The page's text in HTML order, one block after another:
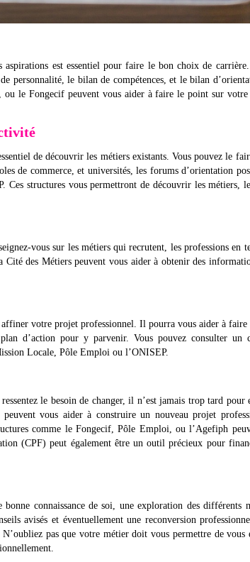
aspirations est essentiel pour faire le bon choix de
personnalité, le bilan de compétences, et le bilan
le Fongecif peuvent vous aider à faire le point sur
de découvrir les métiers existants. Vous pouvez le
de commerce, et universités, les forums d’orientation
Ces structures vous permettront de découvrir les métiers,
vous sur les métiers qui recrutent, les professions en
des Métiers peuvent vous aider à obtenir des
votre projet professionnel. Il pourra vous aider à faire
d’action pour y parvenir. Vous pouvez consulter un
Locale, Pôle Emploi ou l’ONISEP.
le besoin de changer, il n’est jamais trop tard pour
vous aider à construire un nouveau projet
comme le Fongecif, Pôle Emploi, ou l’Agefiph
(CPF) peut également être un outil précieux pour
connaissance de soi, une exploration des différents
avisés et éventuellement une reconversion
pas que votre métier doit vous permettre de vous